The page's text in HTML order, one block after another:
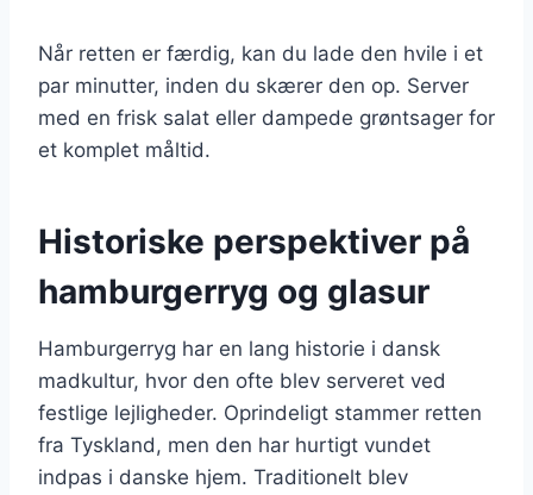
Når retten er færdig, kan du lade den hvile i et
par minutter, inden du skærer den op. Server
med en frisk salat eller dampede grøntsager for
et komplet måltid.
Historiske perspektiver på
hamburgerryg og glasur
Hamburgerryg har en lang historie i dansk
madkultur, hvor den ofte blev serveret ved
festlige lejligheder. Oprindeligt stammer retten
fra Tyskland, men den har hurtigt vundet
indpas i danske hjem. Traditionelt blev